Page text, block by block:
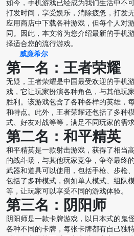
如今，手机游戏已经成为我们生活中不
打发时间，享受娱乐，消除疲惫，打发
应用商店中下载各种游戏，但每个人对
同。因此，本文将为您介绍最新的手机
择适合您的流行游戏。
威廉希尔
第一名：王者荣耀
无疑，王者荣耀是中国最受欢迎的手机
戏，它让玩家扮演各种角色，与其他玩
胜利。该游戏包含了各种各样的英雄，
和特点。此外，王者荣耀还包括了多种
式、好友对战等等，满足不同玩家的需求
第二名：和平精英
和平精英是一款射击游戏，获得了相当
的战斗场，与其他玩家竞争，争夺最终
武器和道具可以使用，包括手枪、步枪
包括了多种模式，例如单人模式、组队
等，让玩家可以享受不同的游戏体验。
第三名：阴阳师
阴阳师是一款卡牌游戏，以日本式的鬼
各种不同的卡牌，每张卡牌都有自己独